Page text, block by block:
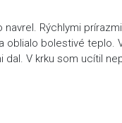
Rýchlymi
oblialo bolestivé
V krku som ucítil